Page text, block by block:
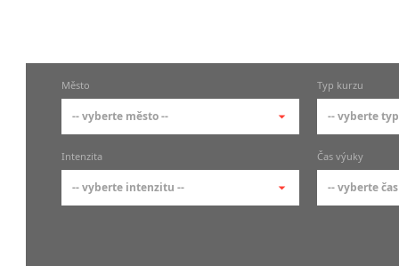
Město
-- vyberte město --
-- vyberte město --
pražské městské části
Typ kurzu
-- vyberte
-- vyberte
Intenzita
-- vyberte intenzitu --
Čas výuky
-- vyberte